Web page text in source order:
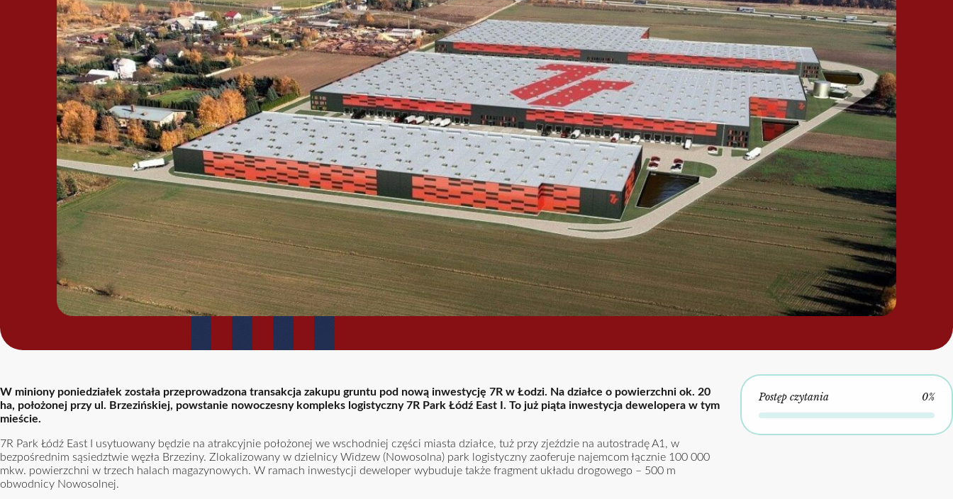
W miniony poniedziałek została przeprowadzona transakcja zakupu gruntu pod nową inwestycję 7R w Łodzi. Na działce o powierzchni ok. 20
ha, położonej przy ul. Brzezińskiej, powstanie nowoczesny kompleks logistyczny 7R Park Łódź East I. To już piąta inwestycja dewelopera w tym
mieście.
7R Park Łódź East I usytuowany będzie na atrakcyjnie położonej we wschodniej części miasta działce, tuż przy zjeździe na autostradę A1, w
bezpośrednim sąsiedztwie węzła Brzeziny. Zlokalizowany w dzielnicy Widzew (Nowosolna) park logistyczny zaoferuje najemcom łącznie 100 000
mkw. powierzchni w trzech halach magazynowych. W ramach inwestycji deweloper wybuduje także fragment układu drogowego – 500 m
obwodnicy Nowosolnej.
Postęp czytania 0%